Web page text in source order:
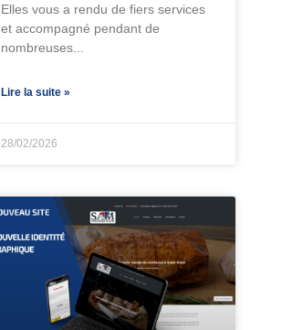
Elles vous a rendu de fiers services
et accompagné pendant de
nombreuses
Lire la suite »
28/02/2026